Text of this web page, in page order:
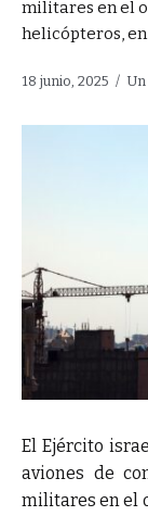
militares en el
helicópteros,
18 junio, 2025 Un
El Ejército
aviones de
militares en el